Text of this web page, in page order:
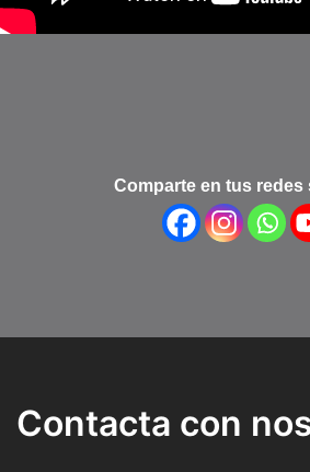
Comparte en tus redes
Contacta con